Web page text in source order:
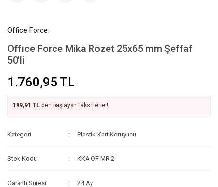
Office Force
Offıce Force Mika Rozet 25x65 mm Şeffaf
50'li
1.760,95 TL
199,91 TL den başlayan taksitlerle!!
Kategori Plastik Kart Koruyucu
Stok Kodu KKA OF MR 2
Garanti Süresi 24 Ay